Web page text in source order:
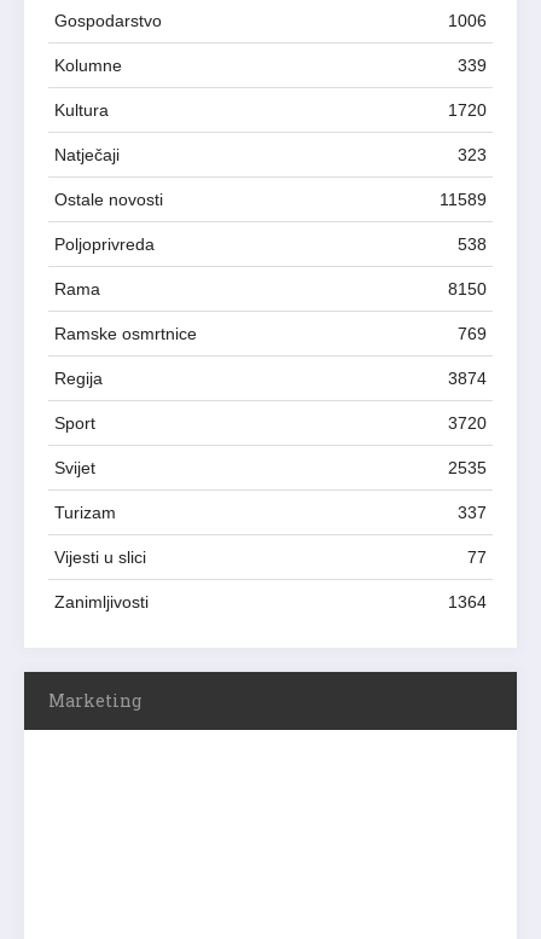
Gospodarstvo 1006
Kolumne 339
Kultura 1720
Natječaji 323
Ostale novosti 11589
Poljoprivreda 538
Rama 8150
Ramske osmrtnice 769
Regija 3874
Sport 3720
Svijet 2535
Turizam 337
Vijesti u slici 77
Zanimljivosti 1364
Marketing